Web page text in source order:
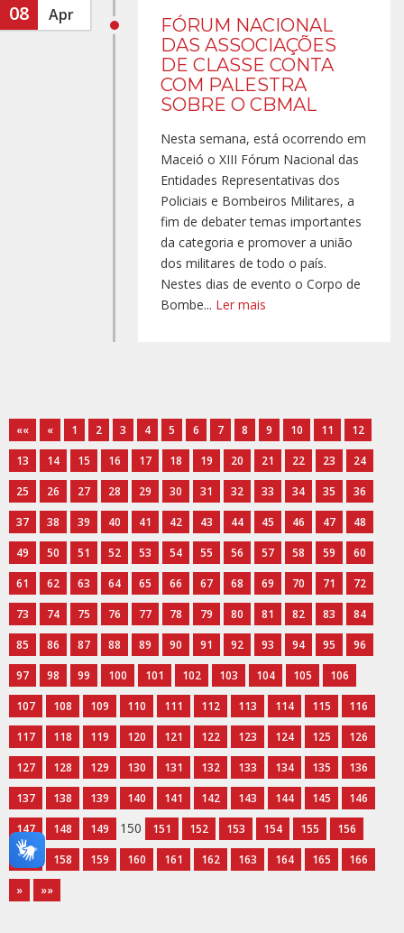
08 Apr
FÓRUM NACIONAL
DAS ASSOCIAÇÕES
DE CLASSE CONTA
COM PALESTRA
SOBRE O CBMAL
Nesta semana, está ocorrendo em
Maceió o XIII Fórum Nacional das
Entidades Representativas dos
Policiais e Bombeiros Militares, a
fim de debater temas importantes
da categoria e promover a união
dos militares de todo o país.
Nestes dias de evento o Corpo de
Bombe... Ler mais
«« « 1 2 3 4 5 6 7 8 9 10 11
12
13
14 15 16 17 18 19 20 21 22 23
24
25
26 27 28 29 30 31 32 33 34 35
36
37
38 39 40 41 42 43 44 45 46 47
48
49
50 51 52 53 54 55 56 57 58 59
60
61
62 63 64 65 66 67 68 69 70 71
72
73
74 75 76 77 78 79 80 81 82 83
84
85
86 87 88 89 90 91 92 93 94 95
96
97
98 99 100 101 102 103 104 105
106
107
108 109 110 111 112 113 114 115
116
117
118 119 120 121 122 123 124 125
126
127
128 129 130 131 132 133 134 135
136
137
138 139 140 141 142 143 144 145
146
147
148 149 150 151 152 153 154 155
156
157
158 159 160 161 162 163 164 165
166
»
»»